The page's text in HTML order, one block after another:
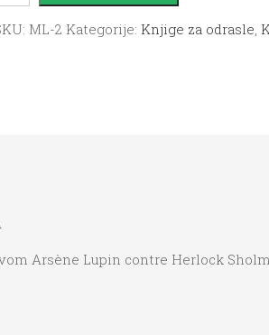
ML-2 Kategorije: Knjige za odrasle,
Arsène Lupin contre Herlock